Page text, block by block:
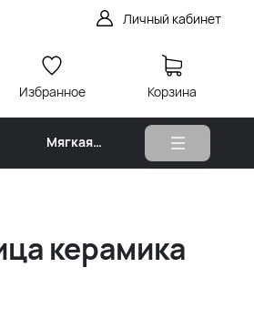
Личный кабинет
Избранное Корзина
Мягкая
керамика